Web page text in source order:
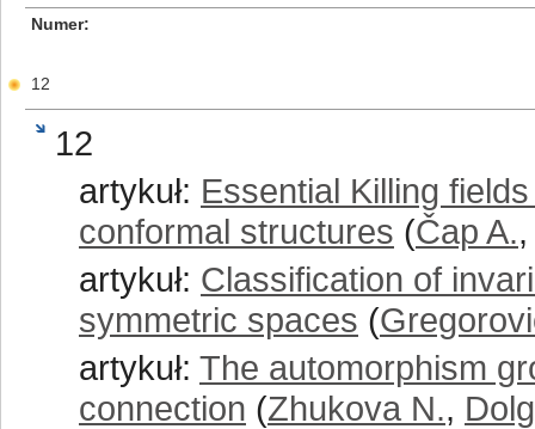
Numer
12
12
artykuł: Essential Killing
conformal structures (Čap A.
artykuł: Classification of
symmetric spaces (
artykuł: The automorphism
connection (Zhukova N.,